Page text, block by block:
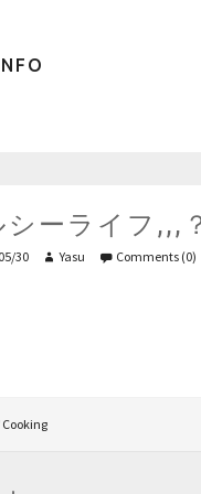
シーライフ,,,
30 Yasu Comments (0)